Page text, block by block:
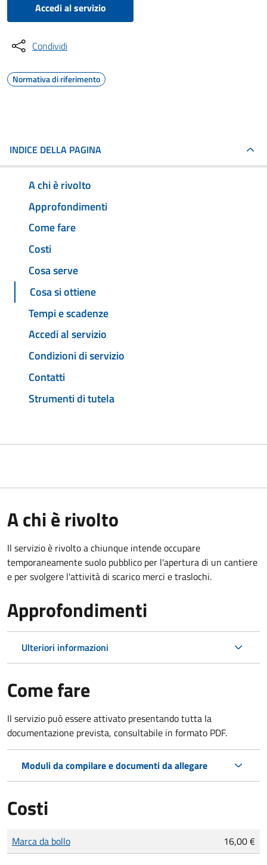
Accedi al servizio
Condividi
Normativa di riferimento
INDICE DELLA PAGINA
A chi è rivolto
Approfondimenti
Come fare
Costi
Cosa serve
Cosa si ottiene
Tempi e scadenze
Accedi al servizio
Condizioni di servizio
Contatti
Strumenti di tutela
A chi è rivolto
Il servizio è rivolto a chiunque intende occupare
temporaneamente suolo pubblico per l'apertura di un cantiere
e per svolgere l'attività di scarico merci e traslochi.
Approfondimenti
Ulteriori informazioni
Come fare
Il servizio può essere attivato presentando tutta la
documentazione prevista, consultabile in formato PDF.
Moduli da compilare e documenti da allegare
Costi
Tipo di pagamento
Importo
Marca da bollo 16,00 €